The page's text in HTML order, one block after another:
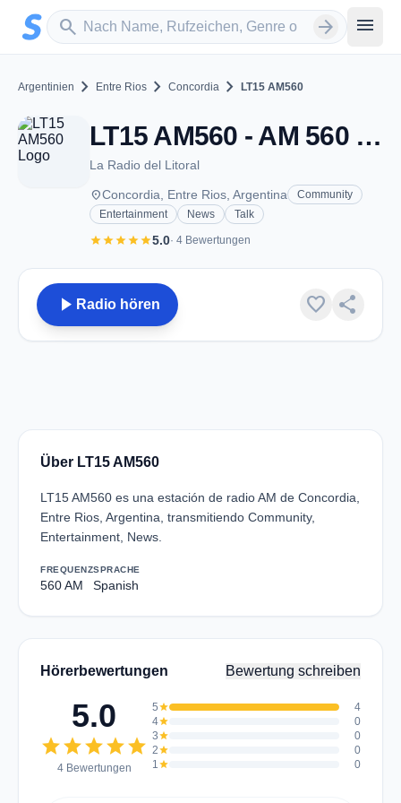
Zum Hauptinhalt springen
search
Sender suchen arrow_forward menu
Argentinien chevron_right Entre Rios chevron_right Concordia chevron_right LT15 AM560
LT15 AM560 - AM 560 - Concordia
La Radio del Litoral
placeConcordia, Entre Rios, Argentina
Community
Entertainment
News Talk
starstarstarstarstar5.0· 4 Bewertungen
play_arrow Radio hören favorite share
Über LT15 AM560
LT15 AM560 es una estación de radio AM de Concordia,
Entre Rios, Argentina, transmitiendo Community,
Entertainment, News.
FREQUENZ
560 AM
SPRACHE
Spanish
Hörerbewertungen Bewertung schreiben
5.0
starstarstarstarstar
4 Bewertungen
5star
4
4star
0
3star
0
2star
0
1star 0